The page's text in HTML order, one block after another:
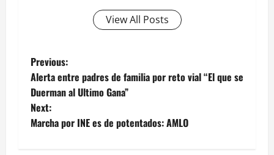
View All Posts
Post
navigation
Previous:
Alerta entre padres de familia por reto vial “El que se
Duerman al Ultimo Gana”
Next:
Marcha por INE es de potentados: AMLO